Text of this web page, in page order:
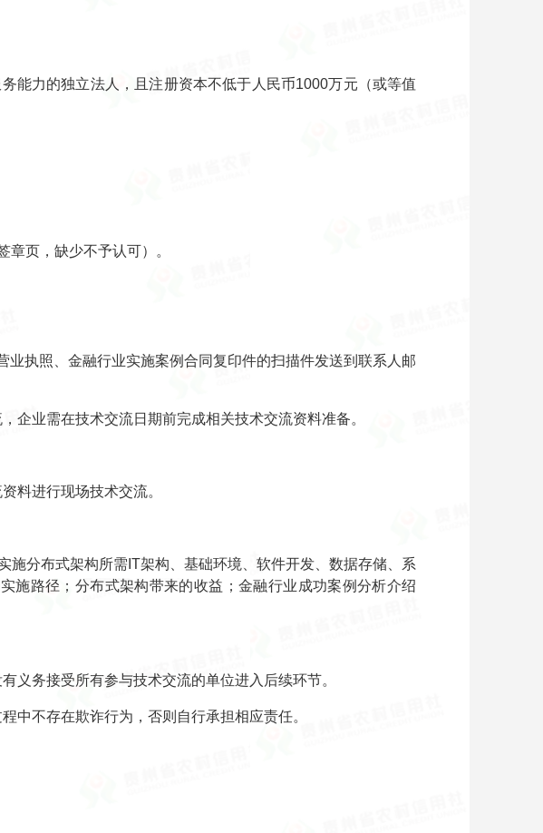
力的独立法人，且注册资本不低于人民币1000万元（或等值
页，缺少不予认可）。
执照、金融行业实施案例合同复印件的扫描件发送到联系人邮
业需在技术交流日期前完成相关技术交流资料准备。
料进行现场技术交流。
分布式架构所需IT架构、基础环境、软件开发、数据存储、系
施路径；分布式架构带来的收益；金融行业成功案例分析介绍
务接受所有参与技术交流的单位进入后续环节。
不存在欺诈行为，否则自行承担相应责任。